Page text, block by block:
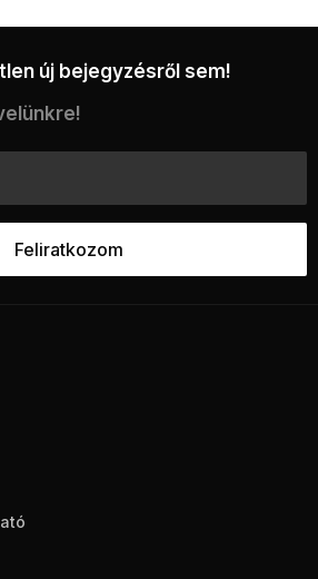
új bejegyzésről sem!